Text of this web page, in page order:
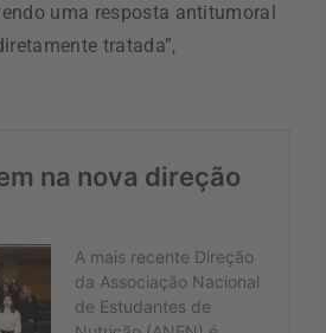
uma resposta antitumoral
tratada”,